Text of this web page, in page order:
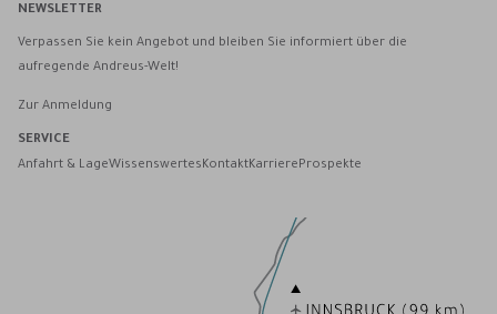
NEWSLETTER
Verpassen Sie kein Angebot und bleiben Sie informiert über die
aufregende Andreus-Welt!
Zur Anmeldung
SERVICE
Anfahrt & LageWissenswertesKontaktKarriereProspekte